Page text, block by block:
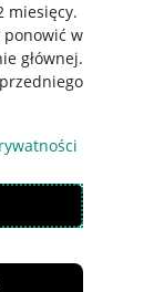
miesięcy.
ponowić w
głównej.